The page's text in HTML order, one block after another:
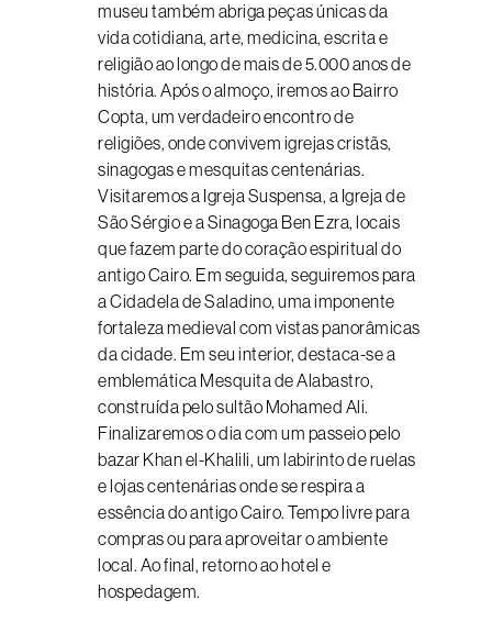
museu também abriga peças únicas da
vida cotidiana, arte, medicina, escrita e
religião ao longo de mais de 5.000 anos de
história. Após o almoço, iremos ao Bairro
Copta, um verdadeiro encontro de
religiões, onde convivem igrejas cristãs,
sinagogas e mesquitas centenárias.
Visitaremos a Igreja Suspensa, a Igreja de
São Sérgio e a Sinagoga Ben Ezra, locais
que fazem parte do coração espiritual do
antigo Cairo. Em seguida, seguiremos para
a Cidadela de Saladino, uma imponente
fortaleza medieval com vistas panorâmicas
da cidade. Em seu interior, destaca-se a
emblemática Mesquita de Alabastro,
construída pelo sultão Mohamed Ali.
Finalizaremos o dia com um passeio pelo
bazar Khan el-Khalili, um labirinto de ruelas
e lojas centenárias onde se respira a
essência do antigo Cairo. Tempo livre para
compras ou para aproveitar o ambiente
local. Ao final, retorno ao hotel e
hospedagem.